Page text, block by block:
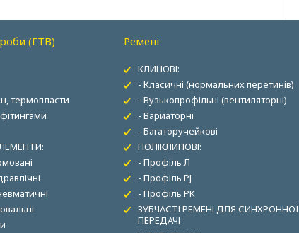
(ГТВ)
термопласти
Ремені
КЛИНОВІ:
- Класичні (нормальних перетинів)
- Вузькопрофільні (вентиляторні)
- Вариаторні
- Багаторучейкові
ПОЛІКЛИНОВІ:
- Профіль Л
- Профіль PJ
- Профіль PK
ЗУБЧАСТІ РЕМЕНІ ДЛЯ СИНХРОННОЇ
ПЕРЕДАЧІ